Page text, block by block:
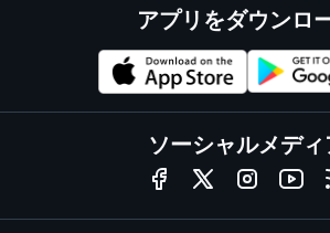
アプリをダウンロ
ソーシャルメディ